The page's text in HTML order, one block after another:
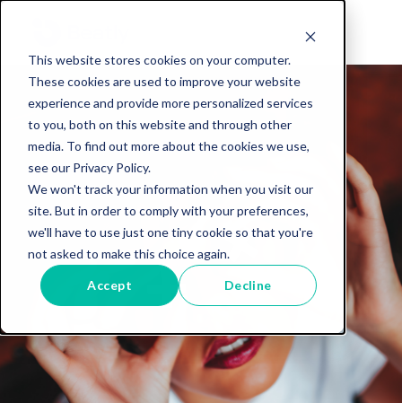
This website stores cookies on your computer.
These cookies are used to improve your website
experience and provide more personalized services
to you, both on this website and through other
media. To find out more about the cookies we use,
see our Privacy Policy.
We won't track your information when you visit our
site. But in order to comply with your preferences,
we'll have to use just one tiny cookie so that you're
not asked to make this choice again.
Accept Decline